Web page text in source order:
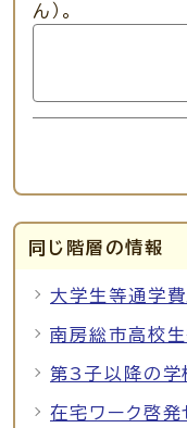
ん）。
同じ階層の情報
大学生等通学
南房総市高校
第3子以降の学
在宅ワーク啓発